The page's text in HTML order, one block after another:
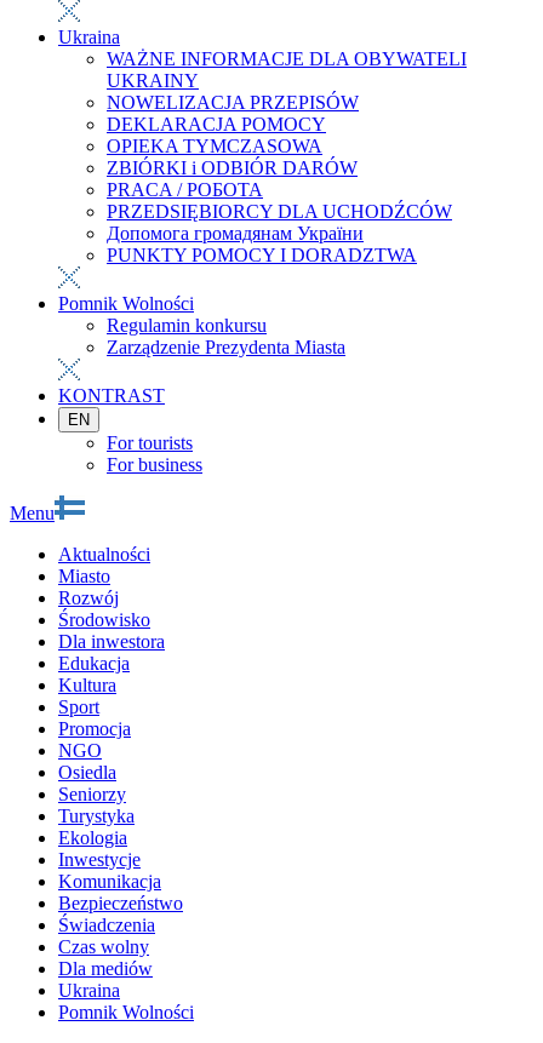
Ukraina
WAŻNE INFORMACJE DLA OBYWATELI
UKRAINY
NOWELIZACJA PRZEPISÓW
DEKLARACJA POMOCY
OPIEKA TYMCZASOWA
ZBIÓRKI i ODBIÓR DARÓW
PRACA / РОБОТА
PRZEDSIĘBIORCY DLA UCHODŹCÓW
Допомога громадянам України
PUNKTY POMOCY I DORADZTWA
Pomnik Wolności
Regulamin konkursu
Zarządzenie Prezydenta Miasta
KONTRAST
EN
For tourists
For business
Menu
Aktualności
Miasto
Rozwój
Środowisko
Dla inwestora
Edukacja
Kultura
Sport
Promocja
NGO
Osiedla
Seniorzy
Turystyka
Ekologia
Inwestycje
Komunikacja
Bezpieczeństwo
Świadczenia
Czas wolny
Dla mediów
Ukraina
Pomnik Wolności